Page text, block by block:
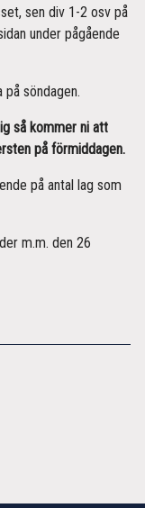
sen div 1-2 osv på
under pågående
söndagen.
så kommer ni att
på förmiddagen.
på antal lag som
m.m. den 26